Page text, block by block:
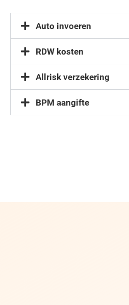
Auto invoeren
RDW kosten
Allrisk verzekering
BPM aangifte